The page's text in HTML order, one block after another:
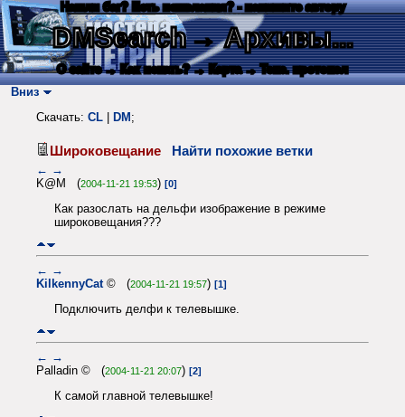
Нашли баг? Есть пожелания? - напишите автору
DMSearch→ Архивы...
О сайте → Как искать? → Карта → Текс. протокол
Вниз
Скачать: CL DM ;
Широковещание Найти похожие ветки
← →
K@M (2004-11-21 19:53) [0]
Как разослать на дельфи изображение в режиме
широковещания???
← →
KilkennyCat © (2004-11-21 19:57) [1]
Подключить делфи к телевышке.
← →
Palladin © (2004-11-21 20:07) [2]
К самой главной телевышке!